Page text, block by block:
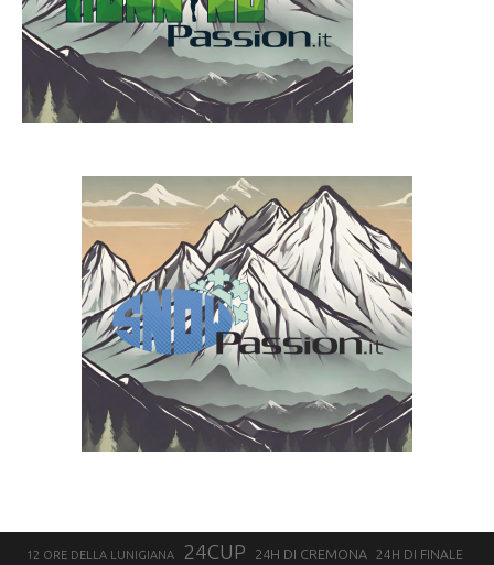
12 ORE DELLA LUNIGIANA 24CUP 24H DI CREMONA 24H DI FINALE